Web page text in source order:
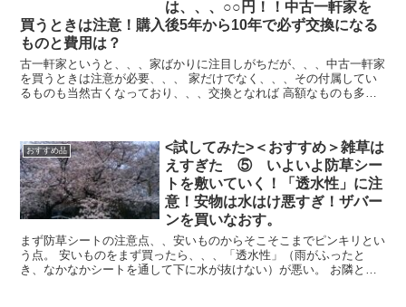
は、、、○○円！！中古一軒家を
買うときは注意！購入後5年から10年で必ず交換になる
ものと費用は？
古一軒家というと、、、家ばかりに注目しがちだが、、、中古一軒家
を買うときは注意が必要、、、 家だけでなく、、、その付属してい
るものも当然古くなっており、、、交換となれば 高額なものも多い
おすすめ品
<試してみた>＜おすすめ＞雑草は
えすぎた ⑤ いよいよ防草シー
トを敷いていく！「透水性」に注
意！安物は水はけ悪すぎ！ザバー
ンを買いなおす。
まず防草シートの注意点、、安いものからそこそこまでピンキリとい
う点。 安いものをまず買ったら、、、「透水性」（雨がふったと
き、なかなかシートを通して下に水が抜けない）が悪い。 お隣との